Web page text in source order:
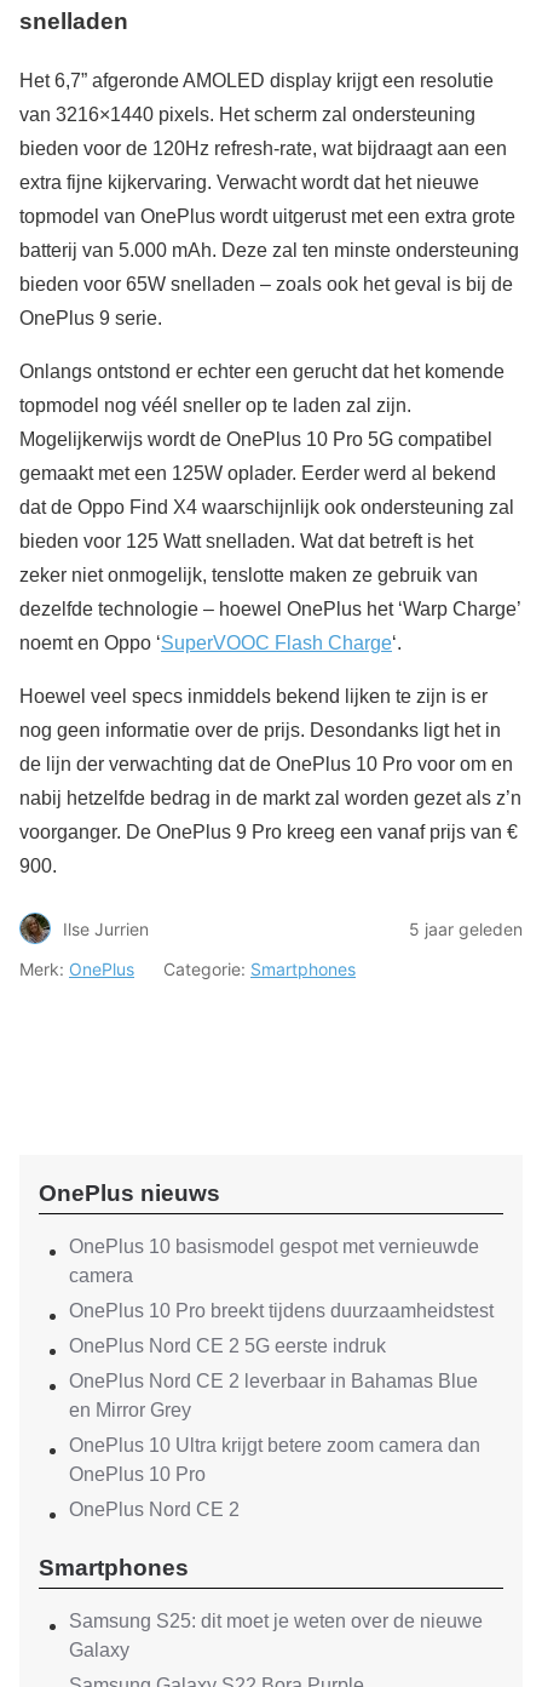
snelladen
Het 6,7” afgeronde AMOLED display krijgt een resolutie
van 3216×1440 pixels. Het scherm zal ondersteuning
bieden voor de 120Hz refresh-rate, wat bijdraagt aan een
extra fijne kijkervaring. Verwacht wordt dat het nieuwe
topmodel van OnePlus wordt uitgerust met een extra grote
batterij van 5.000 mAh. Deze zal ten minste ondersteuning
bieden voor 65W snelladen – zoals ook het geval is bij de
OnePlus 9 serie.
Onlangs ontstond er echter een gerucht dat het komende
topmodel nog véél sneller op te laden zal zijn.
Mogelijkerwijs wordt de OnePlus 10 Pro 5G compatibel
gemaakt met een 125W oplader. Eerder werd al bekend
dat de Oppo Find X4 waarschijnlijk ook ondersteuning zal
bieden voor 125 Watt snelladen. Wat dat betreft is het
zeker niet onmogelijk, tenslotte maken ze gebruik van
dezelfde technologie – hoewel OnePlus het ‘Warp Charge’
noemt en Oppo ‘SuperVOOC Flash Charge‘.
Hoewel veel specs inmiddels bekend lijken te zijn is er
nog geen informatie over de prijs. Desondanks ligt het in
de lijn der verwachting dat de OnePlus 10 Pro voor om en
nabij hetzelfde bedrag in de markt zal worden gezet als z’n
voorganger. De OnePlus 9 Pro kreeg een vanaf prijs van €
900.
Ilse Jurrien
5 jaar geleden
Merk: OnePlus Categorie: Smartphones
OnePlus nieuws
OnePlus 10 basismodel gespot met vernieuwde
camera
OnePlus 10 Pro breekt tijdens duurzaamheidstest
OnePlus Nord CE 2 5G eerste indruk
OnePlus Nord CE 2 leverbaar in Bahamas Blue
en Mirror Grey
OnePlus 10 Ultra krijgt betere zoom camera dan
OnePlus 10 Pro
OnePlus Nord CE 2
Smartphones
Samsung S25: dit moet je weten over de nieuwe
Galaxy